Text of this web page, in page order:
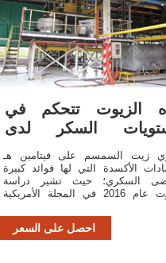
الزيوت تتحكم في
السكر لدى
مريض السكري
زيت السمسم على فيتامين هـ
الأكسدة التي لها فوائد كبيرة
السكري؛ حيث تشير دراسة
نشرت عام 2016 في المجلة الأمريكية
وزيت السمسم قد يكون ...
احصل على السعر